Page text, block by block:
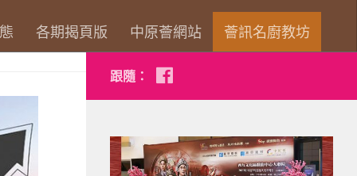
各期揭頁版 中原薈網站 薈訊名廚教坊
跟隨：